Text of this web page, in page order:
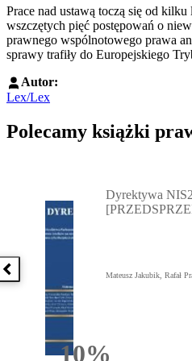
Prace nad ustawą toczą się od kilku
wszczętych pięć postępowań o
prawnego wspólnotowego prawa
sprawy trafiły do Europejskiego
Autor:
Lex/Lex
Polecamy książki
Poprzednia książka
10%
Dyrektywa
Mateusz Jakubik, Rafał